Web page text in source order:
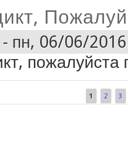
- пн, 06/06/
пожалуйста
1 2 3